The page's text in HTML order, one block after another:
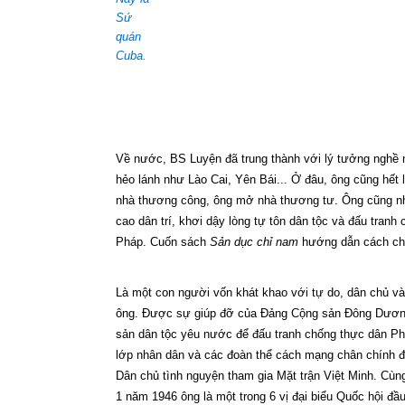
Sứ
quán
Cuba.
Về nước, BS Luyện đã trung thành với lý tưởng nghề
hẻo lánh như Lào Cai, Yên Bái... Ở đâu, ông cũng
nhà thương công, ông mở nhà thương tư. Ông cũng
cao dân trí, khơi dậy lòng tự tôn dân tộc và đấu
Pháp. Cuốn sách Sản dục chỉ nam hướng dẫn cách
Là một con người vốn khát khao với tự do, dân chủ
ông. Được sự giúp đỡ của Đảng Cộng sản Đông
sản dân tộc yêu nước để đấu tranh chống thực dân
lớp nhân dân và các đoàn thể cách mạng chân
Dân chủ tình nguyện tham gia Mặt trận Việt Minh.
1 năm 1946 ông là một trong 6 vị đại biểu Quốc hội